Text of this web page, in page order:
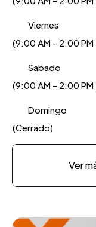
Viernes
(9:00 AM - 2:00
Sabado
(9:00 AM - 2:00 PM
Domingo
(Cerrado)
Ver